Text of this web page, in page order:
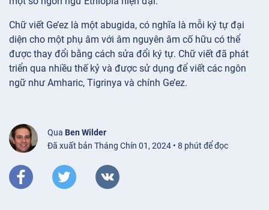
Chữ viết Ge’ez là một abugida, có nghĩa là mỗi ký tự đại
diện cho một phụ âm với âm nguyên âm cố hữu có thể
được thay đổi bằng cách sửa đổi ký tự. Chữ viết đã phát
triển qua nhiều thế kỷ và được sử dụng để viết các ngôn
ngữ như Amharic, Tigrinya và chính Ge’ez.
Qua Ben Wilder
Đã xuất bản Tháng Chín 01, 2024 • 8 phút để đọc